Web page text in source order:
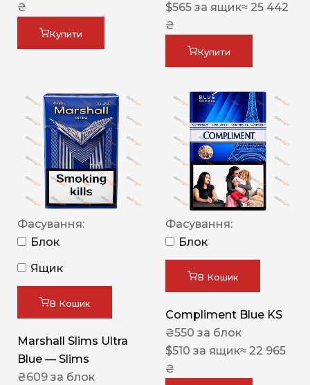
₴
Купити
$565 за ящик≈ 25 442
₴
Купити
Фасування:
Блок
Ящик
В Кошик
Marshall Slims Ultra
Blue — Slims
₴609 за блок
Фасування:
Блок
В Кошик
Compliment Blue KS
₴550 за блок
$510 за ящик≈ 22 965
₴